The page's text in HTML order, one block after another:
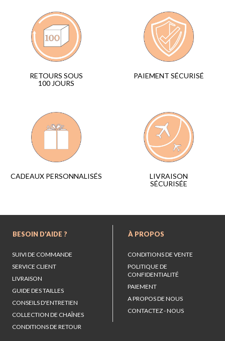
RETOURS SOUS
100 JOURS
PAIEMENT SÉCURISÉ
CADEAUX PERSONNALISÉS
LIVRAISON
SÉCURISÉE
BESOIN D'AIDE ?
SUIVI DE COMMANDE
SERVICE CLIENT
LIVRAISON
GUIDE DES TAILLES
CONSEILS D'ENTRETIEN
COLLECTION DE CHAÎNES
CONDITIONS DE RETOUR
À PROPOS
CONDITIONS DE VENTE
POLITIQUE DE
CONFIDENTIALITÉ
PAIEMENT
A PROPOS DE NOUS
CONTACTEZ - NOUS